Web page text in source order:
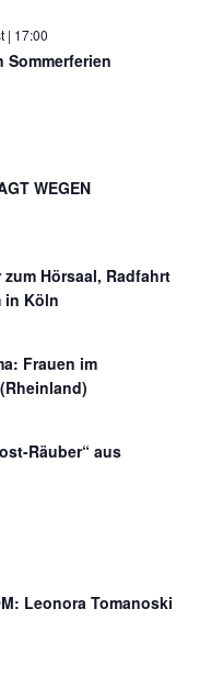
| 17:00
Sommerferien
WEGEN
Hörsaal, Radfahrt
in Köln
Frauen im
Räuber“ aus
Leonora Tomanoski